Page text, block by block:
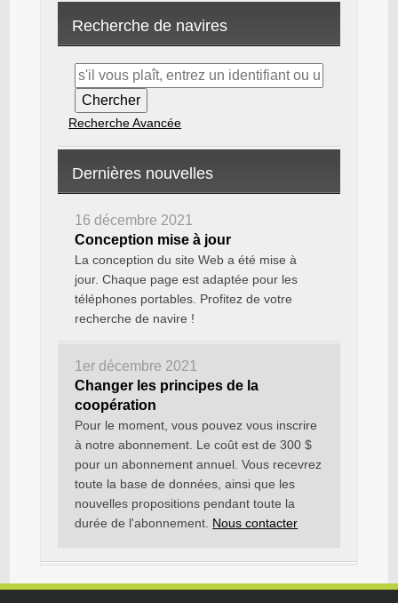
Recherche de navires
Recherche Avancée
Dernières nouvelles
16 décembre 2021
Conception mise à jour
La conception du site Web a été mise à
jour. Chaque page est adaptée pour les
téléphones portables. Profitez de votre
recherche de navire !
1er décembre 2021
Changer les principes de la
coopération
Pour le moment, vous pouvez vous inscrire
à notre abonnement. Le coût est de 300 $
pour un abonnement annuel. Vous recevrez
toute la base de données, ainsi que les
nouvelles propositions pendant toute la
durée de l'abonnement. Nous contacter